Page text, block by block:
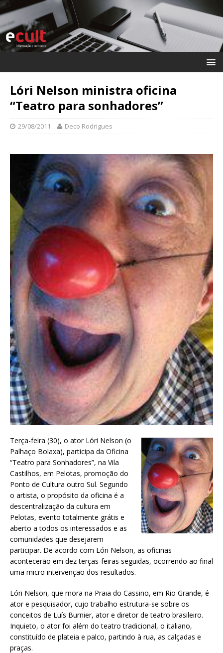
Lóri Nelson ministra oficina
“Teatro para sonhadores”
29/08/2011 Deco Rodrigues
Terça-feira (30), o ator Lóri Nelson (o
Palhaço Bolaxa), participa da Oficina
“Teatro para Sonhadores”, na Vila
Castilhos, em Pelotas, promoção do
Ponto de Cultura outro Sul. Segundo
o artista, o propósito da oficina é a
descentralização da cultura em
Pelotas, evento totalmente grátis e
aberto a todos os interessados e as
comunidades que desejarem
participar. De acordo com Lóri Nelson, as oficinas
acontecerão em dez terças-feiras seguidas, ocorrendo ao final
uma micro intervenção dos resultados.
Lóri Nelson, que mora na Praia do Cassino, em Rio Grande, é
ator e pesquisador, cujo trabalho estrutura-se sobre os
conceitos de Luís Burnier, ator e diretor de teatro brasileiro.
Inquieto, o ator foi além do teatro tradicional, o italiano,
constituído de plateia e palco, partindo à rua, as calçadas e
praças.